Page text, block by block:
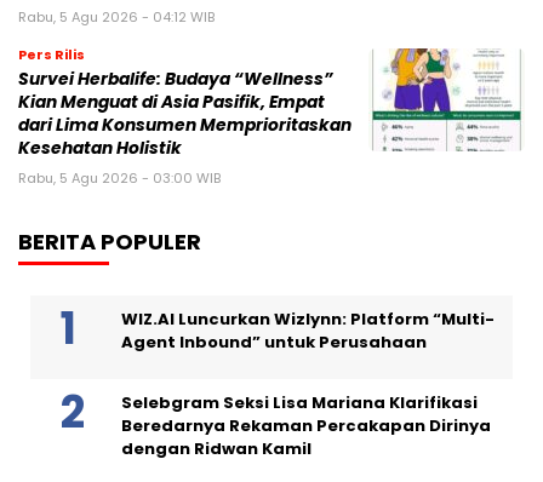
Rabu, 5 Agu 2026 - 04:12 WIB
Pers Rilis
Survei Herbalife: Budaya “Wellness”
Kian Menguat di Asia Pasifik, Empat
dari Lima Konsumen Memprioritaskan
Kesehatan Holistik
Rabu, 5 Agu 2026 - 03:00 WIB
BERITA POPULER
WIZ.AI Luncurkan Wizlynn: Platform “Multi-
Agent Inbound” untuk Perusahaan
Selebgram Seksi Lisa Mariana Klarifikasi
Beredarnya Rekaman Percakapan Dirinya
dengan Ridwan Kamil